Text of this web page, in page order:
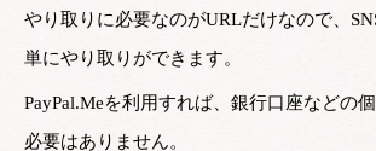
やり取りに必要なのがURLだけなので、
単にやり取りができます。
PayPal.Meを利用すれば、銀行口座などの
必要はありません。